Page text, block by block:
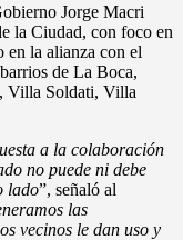
Jorge Macri
la Ciudad, con foco en
en la alianza con el
de La Boca,
Villa Soldati, Villa
a la colaboración
no puede ni debe
lado”, señaló al
las
vecinos le dan uso y